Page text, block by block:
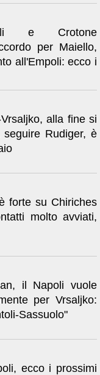
e Crotone
per Maiello,
all'Empoli: ecco i
alla fine si
Rudiger, è
forte su Chiriches
molto avviati,
il Napoli vuole
per Vrsaljko:
Sassuolo"
ecco i prossimi